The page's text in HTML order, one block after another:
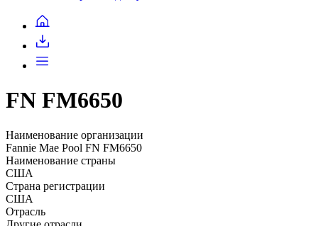
FN FM6650
Наименование организации
Fannie Mae Pool FN FM6650
Наименование страны
США
Страна регистрации
США
Отрасль